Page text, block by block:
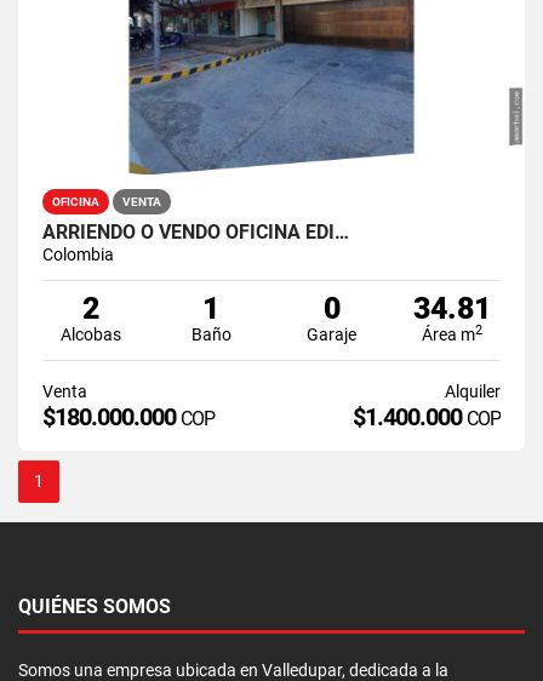
OFICINA VENTA
ARRIENDO O VENDO OFICINA EDI…
Colombia
2
Alcobas
1
Baño
0
Garaje
34.81
Área m2
Venta
$180.000.000 COP
Alquiler
$1.400.000 COP
1
QUIÉNES SOMOS
Somos una empresa ubicada en Valledupar, dedicada a la